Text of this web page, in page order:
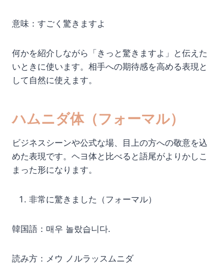
意味：すごく驚きますよ
何かを紹介しながら「きっと驚きますよ」と伝えた
いときに使います。相手への期待感を高める表現と
して自然に使えます。
ハムニダ体（フォーマル）
ビジネスシーンや公式な場、目上の方への敬意を込
めた表現です。ヘヨ体と比べると語尾がよりかしこ
まった形になります。
非常に驚きました（フォーマル）
韓国語：매우 놀랐습니다.
読み方：メウ ノルラッスムニダ